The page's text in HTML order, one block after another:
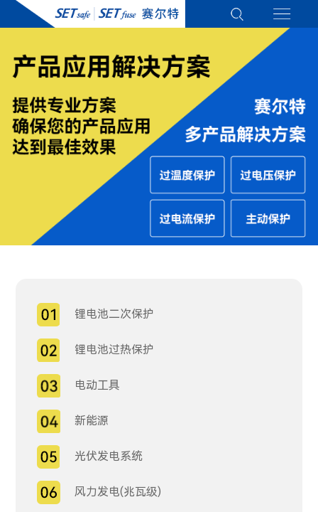
锂电池二次保护
锂电池过热保护
电动工具
新能源
光伏发电系统
风力发电(兆瓦级)